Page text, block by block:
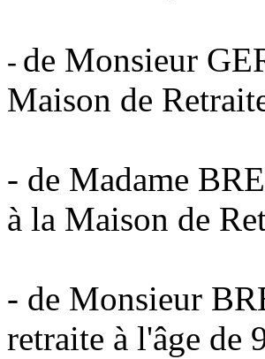
- de Monsieur
Maison de
- de Madame
à la Maison de
- de Monsieur
retraite à l'âge de